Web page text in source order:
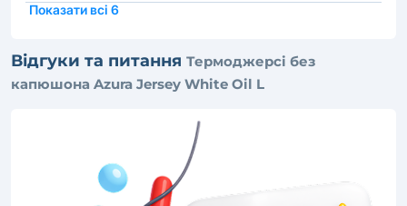
Показати всі 6
Відгуки та питання Термоджерсі без
капюшона Azura Jersey White Oil L